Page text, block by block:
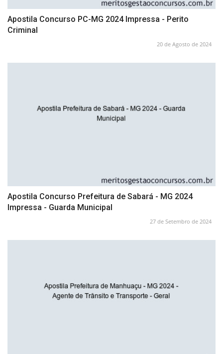
Apostila Concurso PC-MG 2024 Impressa - Perito
Criminal
20 de Agosto de 2024
Apostila Concurso Prefeitura de Sabará - MG 2024
Impressa - Guarda Municipal
27 de Setembro de 2024